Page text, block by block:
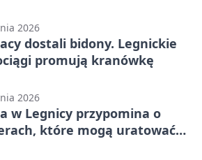
2026
dostali bidony. Legnickie
promują kranówkę
2026
w Legnicy przypomina o
które mogą uratować